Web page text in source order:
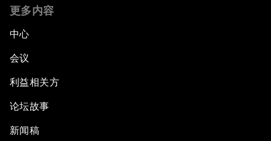
更多内容
中心
会议
利益相关方
论坛故事
新闻稿